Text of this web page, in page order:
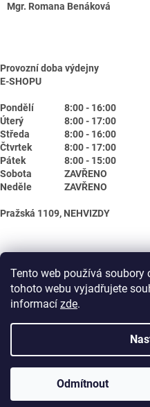
Tento web používá soubory
tohoto webu vyjadřujete
informací zde.
Odmítnout
Mgr. Romana Benáková
Provozní doba výdejny
E-SHOPU
Pondělí
8:00 - 16:00
Úterý
8:00 - 17:00
Středa
8:00 - 16:00
Čtvrtek
8:00 - 17:00
Pátek
8:00 - 15:00
Sobota
ZAVŘENO
Neděle
ZAVŘENO
Pražská 1109, NEHVIZDY
Copyright 2026Biotika.net